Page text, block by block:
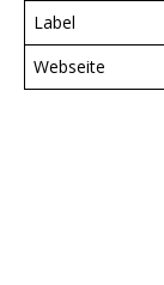
Label
Webseite